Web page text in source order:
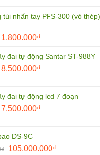
3.800.000₫.là:
túi nhấn tay PFS-300 (vỏ thép)
Giá
là:
1.850.000₫.
1.800.000₫Giá
tại
là:
đai tự động Santar ST-988Y
Giá
9.900.000₫.
8.500.000₫Giá
là:
8.500.000₫.
đai tự động led 7 đoạn
Giá
9.900.000₫.
7.500.000₫Giá
7.500.000₫.
DS-9C
₫
Giá
105.000.000₫Giá